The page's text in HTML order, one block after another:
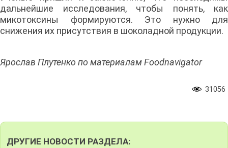
дальнейшие исследования, чтобы понять, как
микотоксины формируются. Это нужно для
снижения их присутствия в шоколадной продукции.
Ярослав Плутенко по материалам Foodnavigator
31056
ДРУГИЕ НОВОСТИ РАЗДЕЛА: